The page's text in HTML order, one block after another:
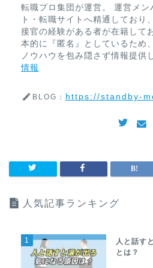
転職プロ集団が運営。 運営メン
ト・転職サイトへ精通しており
接官の経験がある者が在籍して
本的に『匿名』としているため
ノウハウを包み隠さず情報提供
情報
BLOG： https://standby-
人気記事ランキング
1
人と話す
とは？